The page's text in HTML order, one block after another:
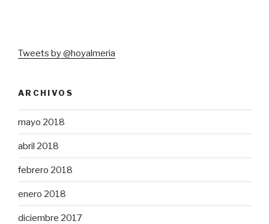
Tweets by @hoyalmeria
ARCHIVOS
mayo 2018
abril 2018
febrero 2018
enero 2018
diciembre 2017